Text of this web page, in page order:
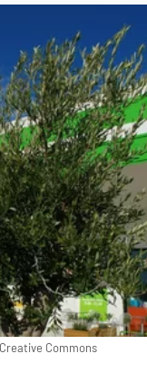
Commons